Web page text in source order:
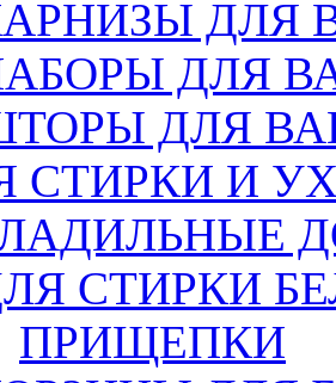
ДЛЯ
ДЛЯ
ДЛЯ
СТИРКИ И
СТИРКИ
ПРИЩЕПКИ